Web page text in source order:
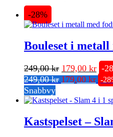
-28%
Bouleset i
249,00kr Det
ursprungliga
var:
179,00 krDet
är:
-
249,00krDet
ursprungliga
priset
var:
179,00 krDet
priset
är:
-
Snabbvy
Kastspelset –